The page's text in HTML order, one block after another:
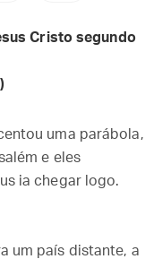
Cristo segundo
uma parábola,
e eles
ia chegar logo.
um país distante, a